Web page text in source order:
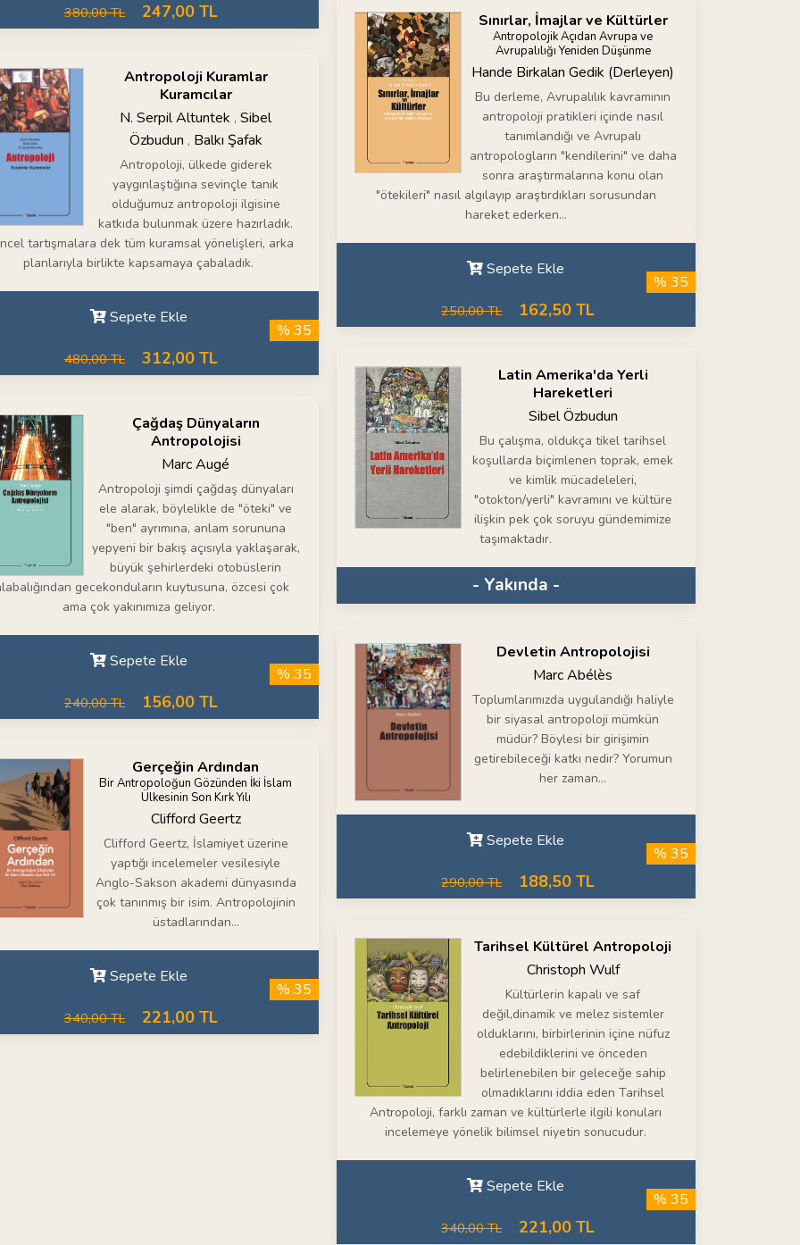
380,00 TL 247,00 TL
Antropoloji Kuramlar
Kuramcılar
N. Serpil Altuntek ,Sibel
Özbudun , Balkı Şafak
Antropoloji, ülkede giderek
yaygınlaştığına sevinçle tanık
olduğumuz antropoloji ilgisine
katkıda bulunmak üzere hazırladık.
tartışmalara dek tüm kuramsal yönelişleri, arka
planlarıyla birlikte kapsamaya çabaladık.
Sepete Ekle
480,00 TL 312,00 TL
% 35
Çağdaş Dünyaların
Antropolojisi
Marc Augé
Antropoloji şimdi çağdaş dünyaları
ele alarak, böylelikle de "öteki" ve
"ben" ayrımına, anlam sorununa
yepyeni bir bakış açısıyla yaklaşarak,
büyük şehirlerdeki otobüslerin
gecekonduların kuytusuna, özcesi çok
ama çok yakınımıza geliyor.
Sepete Ekle
240,00 TL 156,00 TL
% 35
Gerçeğin Ardından
Bir Antropoloğun Gözünden İki İslam
Ülkesinin Son Kırk Yılı
Clifford Geertz
Clifford Geertz, İslamiyet üzerine
yaptığı incelemeler vesilesiyle
Anglo-Sakson akademi dünyasında
çok tanınmış bir isim. Antropolojinin
üstadlarından...
Sepete Ekle
340,00 TL 221,00 TL
% 35
Sınırlar, İmajlar ve Kültürler
Antropolojik Açıdan Avrupa ve
Avrupalılığı Yeniden Düşünme
Hande Birkalan Gedik (Derleyen)
Bu derleme, Avrupalılık kavramının
antropoloji pratikleri içinde nasıl
tanımlandığı ve Avrupalı
antropologların "kendilerini" ve daha
sonra araştırmalarına konu olan
"ötekileri" nasıl algılayıp araştırdıkları sorusundan
hareket ederken...
Sepete Ekle
250,00 TL 162,50 TL
% 35
Latin Amerika'da Yerli
Hareketleri
Sibel Özbudun
Bu çalışma, oldukça tikel tarihsel
koşullarda biçimlenen toprak, emek
ve kimlik mücadeleleri,
"otokton/yerli" kavramını ve kültüre
ilişkin pek çok soruyu gündemimize
taşımaktadır.
- Yakında -
Devletin Antropolojisi
Marc Abélès
Toplumlarımızda uygulandığı haliyle
bir siyasal antropoloji mümkün
müdür? Böylesi bir girişimin
getirebileceği katkı nedir? Yorumun
her zaman...
Sepete Ekle
290,00 TL 188,50 TL
% 35
Tarihsel Kültürel Antropoloji
Christoph Wulf
Kültürlerin kapalı ve saf
değil,dinamik ve melez sistemler
olduklarını, birbirlerinin içine nüfuz
edebildiklerini ve önceden
belirlenebilen bir geleceğe sahip
olmadıklarını iddia eden Tarihsel
Antropoloji, farklı zaman ve kültürlerle ilgili konuları
incelemeye yönelik bilimsel niyetin sonucudur.
Sepete Ekle
340,00 TL 221,00 TL
% 35